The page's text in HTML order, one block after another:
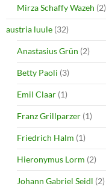
i
n
d
o
)
w
i
n
d
w
)
Mirza Schaffy Wazeh (2)
austria luule (32)
Anastasius Grün (2)
Betty Paoli (3)
Emil Claar (1)
Franz Grillparzer (1)
Friedrich Halm (1)
Hieronymus Lorm (2)
Johann Gabriel Seidl (2)